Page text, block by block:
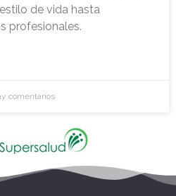
de vida hasta
profesionales.
comentarios